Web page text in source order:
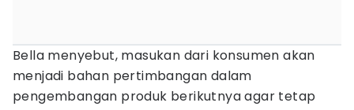
Bella menyebut, masukan dari konsumen akan
menjadi bahan pertimbangan dalam
pengembangan produk berikutnya agar tetap